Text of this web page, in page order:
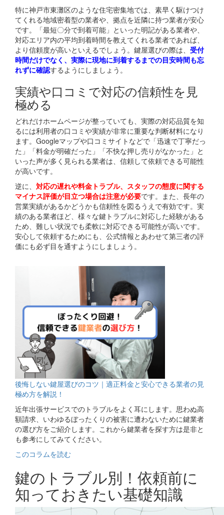
特に神戸市東灘区のような住宅密集地では、素早く駆けつけ
てくれる地域密着型の業者や、拠点を近隣に持つ業者が安心
です。「最短〇分で到着可能」といった明記がある業者や、
対応エリア内の平均到着時間を教えてくれる業者であれば、
より信頼度が高いといえるでしょう。鍵屋選びの際は、 受付
時間だけでなく、実際に現地に到着するまでの目安時間も忘
れずに確認するようにしましょう。
実績や口コミで対応の信頼性を見
極める
どれだけホームページが整っていても、実際の対応品質を知
るには利用者の口コミや実績が非常に重要な判断材料になり
ます。Googleマップや口コミサイトなどで「迅速で丁寧だっ
た」「料金が明確だった」「不快な押し売りがなかった」と
いった声が多く見られる業者は、信頼して依頼できる可能性
が高いです。
逆に、 対応の遅れや料金トラブル、スタッフの態度に関する
マイナス評価が目立つ場合は注意が必要です。また、長年の
営業実績があるかどうかも信頼性を図るうえで有効です。実
績のある業者ほど、様々な鍵トラブルに対応した経験がある
ため、難しい状況でも柔軟に対応できる可能性が高いです。
安心して依頼するためにも、公式情報とあわせて第三者の評
価にも必ず目を通すようにしましょう。
後悔しない鍵屋選びのコツ｜適正料金と安心できる業者の見
極め方を解説！
近年出張サービスでのトラブルをよく耳にします。思わぬ高
額請求、いわゆるぼったくりの被害に遭わないために鍵業者
の選び方をご紹介します。これから鍵業者を探す方は是非と
も参考にしてみてください。
このコラムを読む
鍵のトラブル別！依頼前に
知っておきたい基礎知識